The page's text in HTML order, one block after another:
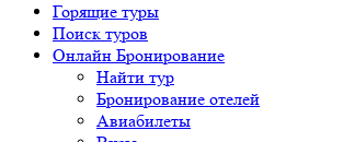
Горящие туры
Поиск туров
Онлайн Бронирование
Найти тур
Бронирование отелей
Авиабилеты